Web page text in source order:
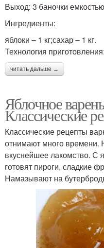
Выход: 3 баночки
Ингредиенты:
яблоки – 1 кг;сахар – 1 кг.
Технология приготовления:
читать дальше →
Яблочное
Классические
Классические рецепты
отнимают много времени.
вкуснейшее лакомство. С
готовят пироги, сладкие
Намазывают на